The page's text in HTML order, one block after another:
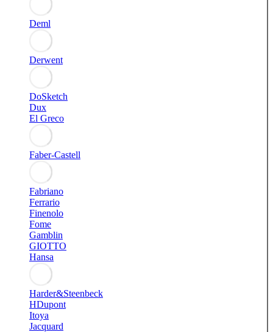
Deml
Derwent
DoSketch
Dux
El Greco
Faber-Castell
Fabriano
Ferrario
Finenolo
Fome
Gamblin
GIOTTO
Hansa
Harder&Steenbeck
HDupont
Itoya
Jacquard